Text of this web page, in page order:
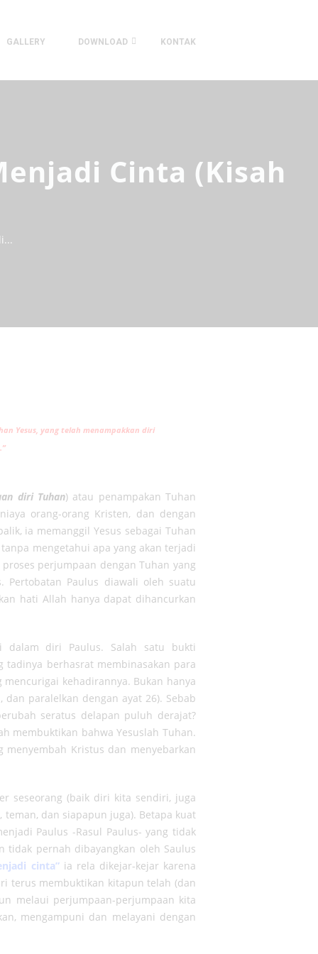
GALLERY DOWNLOAD KONTAK
Cinta (Kisah
Yesus, yang telah menampakkan diri
diri Tuhan) atau penampakan Tuhan
orang-orang Kristen, dan dengan
ia memanggil Yesus sebagai Tuhan
mengetahui apa yang akan terjadi
perjumpaan dengan Tuhan yang
Paulus diawali oleh suatu
hati Allah hanya dapat dihancurkan
dalam diri Paulus. Salah satu bukti
tadinya berhasrat membinasakan para
kehadirannya. Bukan hanya
paralelkan dengan ayat 26). Sebab
seratus delapan puluh derajat?
membuktikan bahwa Yesuslah Tuhan.
Kristus dan menyebarkan
seseorang (baik diri kita sendiri, juga
dan siapapun juga). Betapa kuat
Paulus -Rasul Paulus- yang tidak
tidak pernah dibayangkan oleh Saulus
cinta”ia rela dikejar-kejar karena
terus membuktikan kitapun telah (dan
melaui perjumpaan-perjumpaan kita
mengampuni dan melayani dengan